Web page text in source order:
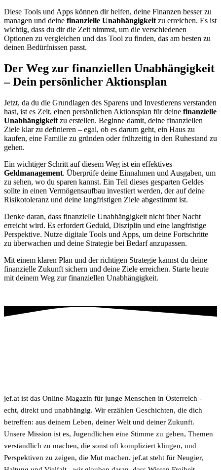
Diese Tools und Apps können dir helfen, deine Finanzen besser zu
managen und deine finanzielle Unabhängigkeit zu erreichen. Es ist
wichtig, dass du dir die Zeit nimmst, um die verschiedenen
Optionen zu vergleichen und das Tool zu finden, das am besten zu
deinen Bedürfnissen passt.
Der Weg zur finanziellen Unabhängigkeit
– Dein persönlicher Aktionsplan
Jetzt, da du die Grundlagen des Sparens und Investierens verstanden
hast, ist es Zeit, einen persönlichen Aktionsplan für deine finanzielle
Unabhängigkeit zu erstellen. Beginne damit, deine finanziellen
Ziele klar zu definieren – egal, ob es darum geht, ein Haus zu
kaufen, eine Familie zu gründen oder frühzeitig in den Ruhestand zu
gehen.
Ein wichtiger Schritt auf diesem Weg ist ein effektives
Geldmanagement. Überprüfe deine Einnahmen und Ausgaben, um
zu sehen, wo du sparen kannst. Ein Teil dieses gesparten Geldes
sollte in einen Vermögensaufbau investiert werden, der auf deine
Risikotoleranz und deine langfristigen Ziele abgestimmt ist.
Denke daran, dass finanzielle Unabhängigkeit nicht über Nacht
erreicht wird. Es erfordert Geduld, Disziplin und eine langfristige
Perspektive. Nutze digitale Tools und Apps, um deine Fortschritte
zu überwachen und deine Strategie bei Bedarf anzupassen.
Mit einem klaren Plan und der richtigen Strategie kannst du deine
finanzielle Zukunft sichern und deine Ziele erreichen. Starte heute
mit deinem Weg zur finanziellen Unabhängigkeit.
jef.at ist das Online-Magazin für junge Menschen in Österreich -
echt, direkt und unabhängig. Wir erzählen Geschichten, die dich
betreffen: aus deinem Leben, deiner Welt und deiner Zukunft.
Unsere Mission ist es, Jugendlichen eine Stimme zu geben, Themen
verständlich zu machen, die sonst oft kompliziert klingen, und
Perspektiven zu zeigen, die Mut machen. jef.at steht für Neugier,